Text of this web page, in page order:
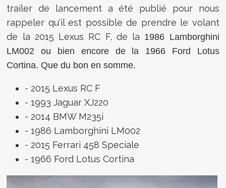
trailer de lancement a été publié pour nous
rappeler qu'il est possible de prendre le volant
de la 2015 Lexus RC F, de la 1986 Lamborghini
LM002 ou bien encore de la 1966 Ford Lotus
Cortina. Que du bon en somme.
- 2015 Lexus RC F
- 1993 Jaguar XJ220
- 2014 BMW M235i
- 1986 Lamborghini LM002
- 2015 Ferrari 458 Speciale
- 1966 Ford Lotus Cortina